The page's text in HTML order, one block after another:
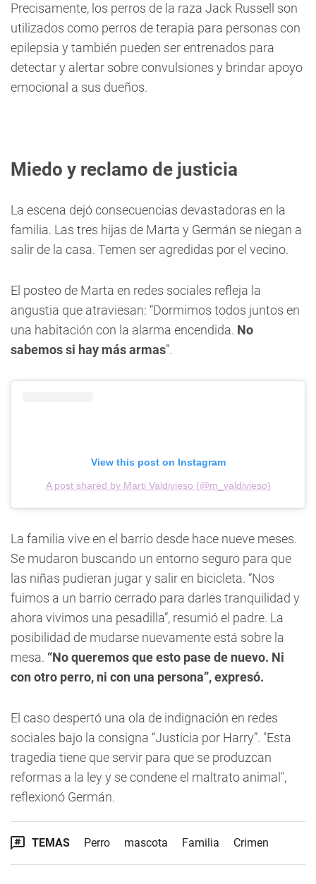
Precisamente, los perros de la raza Jack Russell son
utilizados como perros de terapia para personas con
epilepsia y también pueden ser entrenados para
detectar y alertar sobre convulsiones y brindar apoyo
emocional a sus dueños.
Miedo y reclamo de justicia
La escena dejó consecuencias devastadoras en la
familia. Las tres hijas de Marta y Germán se niegan a
salir de la casa. Temen ser agredidas por el vecino.
El posteo de Marta en redes sociales refleja la
angustia que atraviesan: “Dormimos todos juntos en
una habitación con la alarma encendida. No
sabemos si hay más armas”.
View this post on Instagram
A post shared by Marti Valdivieso (@m_valdivieso)
La familia vive en el barrio desde hace nueve meses.
Se mudaron buscando un entorno seguro para que
las niñas pudieran jugar y salir en bicicleta. “Nos
fuimos a un barrio cerrado para darles tranquilidad y
ahora vivimos una pesadilla”, resumió el padre. La
posibilidad de mudarse nuevamente está sobre la
mesa. “No queremos que esto pase de nuevo. Ni
con otro perro, ni con una persona”, expresó.
El caso despertó una ola de indignación en redes
sociales bajo la consigna “Justicia por Harry”. "Esta
tragedia tiene que servir para que se produzcan
reformas a la ley y se condene el maltrato animal",
reflexionó Germán.
TEMAS Perro mascota Familia Crimen